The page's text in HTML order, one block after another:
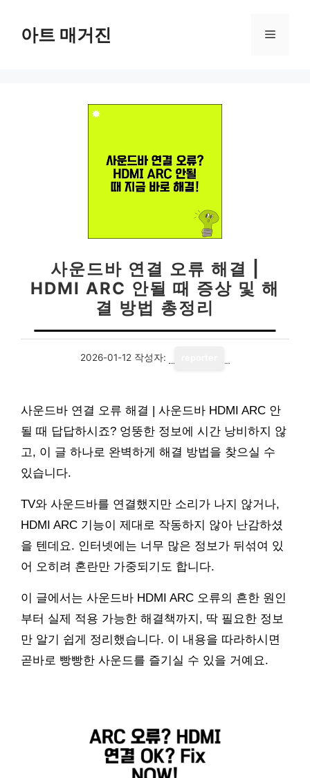
아트 매거진 메
사운드바 연결 오류 해결 |
HDMI ARC 안될 때 증상 및 해
결 방법 총정리
2026-01-12 작성자:
사운드바 연결 오류 해결 | 사운드바 HDMI ARC 안
될 때 답답하시죠? 엉뚱한 정보에 시간 낭비하지 않
고, 이 글 하나로 완벽하게 해결 방법을 찾으실 수
있습니다.
TV와 사운드바를 연결했지만 소리가 나지 않거나,
HDMI ARC 기능이 제대로 작동하지 않아 난감하셨
을 텐데요. 인터넷에는 너무 많은 정보가 뒤섞여 있
어 오히려 혼란만 가중되기도 합니다.
이 글에서는 사운드바 HDMI ARC 오류의 흔한 원인
부터 실제 적용 가능한 해결책까지, 딱 필요한 정보
만 알기 쉽게 정리했습니다. 이 내용을 따라하시면
곧바로 빵빵한 사운드를 즐기실 수 있을 거예요.